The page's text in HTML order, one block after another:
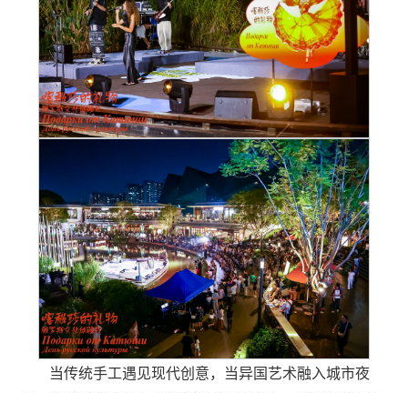
当传统手工遇见现代创意，当异国艺术融入城市夜